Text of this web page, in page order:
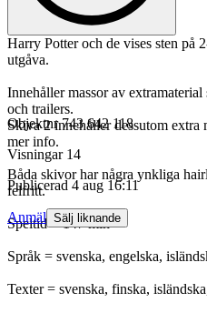
Harry Potter och de vises sten på
utgåva.
Innehåller massor av
och trailers.
Skiva 2 innehåller dessutom
mer info.
Båda skivor har några ynkliga
felfritt.
Speltid = 147 min
Språk = svenska, engelska,
Texter = svenska, finska,
Objektnr 743 642 118
Visningar 14
Publicerad 4 aug 16:11
Anmäl Sälj liknande